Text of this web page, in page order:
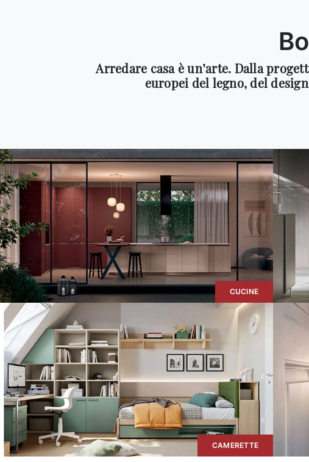
Arredare casa è un’arte. Dalla
europei del legno, del
CUCINE
Arredare è l’arte di
disporre le cose belle in
modo confortevole
Scopri di più
Se
CAMERETTE
Le migliori proposte di
illuminazione per
impreziosire il tuo
arredo
Scopri di più
tuo